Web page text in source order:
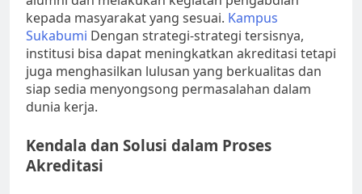
kepada masyarakat yang sesuai. Kampus
Sukabumi Dengan strategi-strategi tersisnya,
institusi bisa dapat meningkatkan akreditasi tetapi
juga menghasilkan lulusan yang berkualitas dan
siap sedia menyongsong permasalahan dalam
dunia kerja.
Kendala dan Solusi dalam Proses
Akreditasi